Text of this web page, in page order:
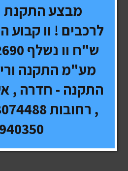
הנחת אתר
THULE
מנשא אופניים לטנדרים
Thule Insta-Gater 501
-5%
מבצע התקנת
מע"מ התקנה
התקנה - חדרה ,